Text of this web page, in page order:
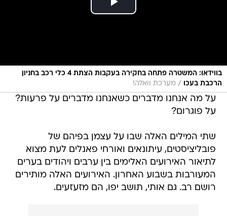
בווידאו: המשטרה פתחה בחקירה בעקבות הצתת 4 כלי רכב בחניון
הרכבת בעכו
/ מערכת וואלה!
על מה אנחנו מדברים כשאנחנו מדברים על פרעות?
על פוגרום?
שתי המילים האלה שבו על עצמן בפיהם של
פובליציסטים, עיתונאים ואורחי פאנלים לעת מצוא
לתיאור האירועים האלימים בין ערבים ויהודים בערים
המעורבות בשבוע האחרון. האירועים האלה מותירים
רושם רב. גם אותי, תושב יפו, הם מזעזעים.